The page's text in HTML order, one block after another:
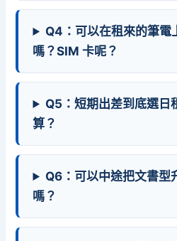
Q4：可以在租來的筆電
嗎？SIM 卡呢？
Q5：短期出差到底選日
算？
Q6：可以中途把文書型
嗎？